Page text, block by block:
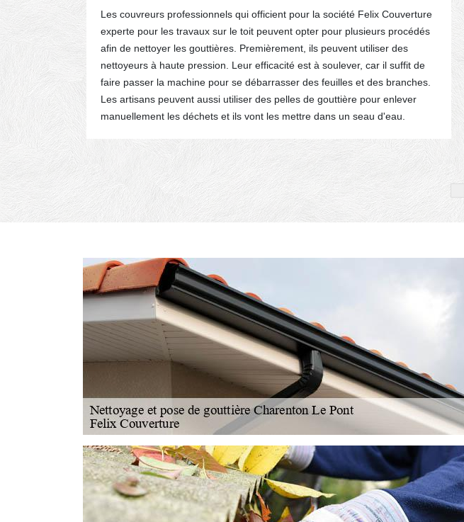
vos
Des
Les couvreurs professionnels qui officient pour la société Felix Couverture
experte pour les travaux sur le toit peuvent opter pour plusieurs procédés
afin de nettoyer les gouttières. Premièrement, ils peuvent utiliser des
nettoyeurs à haute pression. Leur efficacité est à soulever, car il suffit de
faire passer la machine pour se débarrasser des feuilles et des branches.
Les artisans peuvent aussi utiliser des pelles de gouttière pour enlever
manuellement les déchets et ils vont les mettre dans un seau d'eau.